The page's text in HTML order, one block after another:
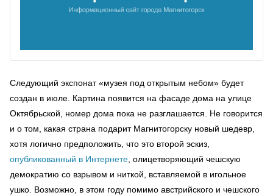
Следующий экспонат «музея под открытым небом» будет
создан в июле. Картина появится на фасаде дома на улице
Октябрьской, номер дома пока не разглашается. Не говорится
и о том, какая страна подарит Магнитогорску новый шедевр,
хотя логично предположить, что это второй эскиз,
опубликованный в Интернете , олицетворяющий чешскую
демократию со взрывом и ниткой, вставляемой в игольное
ушко. Возможно, в этом году помимо австрийского и чешского